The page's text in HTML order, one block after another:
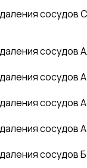
сосудов
сосудов
сосудов
сосудов
сосудов
сосудов